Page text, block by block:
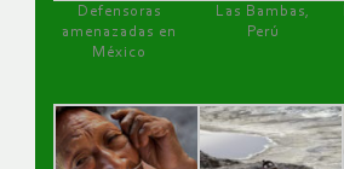
Defensoras
amenazadas en
México
Las Bambas,
Perú